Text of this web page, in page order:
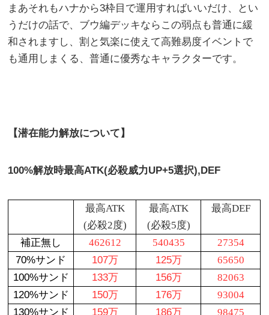
まあそれもハナから3枠目で運用すればいいだけ、とい
うだけの話で、ブウ編デッキならこの弱点も普通に緩
和されますし、割と気楽に使えて高難易度イベントで
も通用しまくる、普通に優秀なキャラクターです。
【潜在能力解放について】
100%解放時最高ATK(必殺威力UP+5選択),DEF
最高ATK
(必殺2度)
最高ATK
(必殺5度)
最高DEF
補正無し 462612 540435
27354
70%サンド
107万 125万
65650
100%サンド
133万 156万
82063
120%サンド
150万 176万
93004
130%サンド
159万 186万
98475